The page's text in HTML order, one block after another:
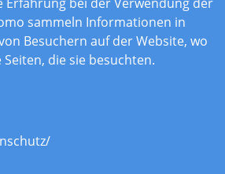
sammeln Informationen in
Besuchern auf der Website, wo
die sie besuchten.